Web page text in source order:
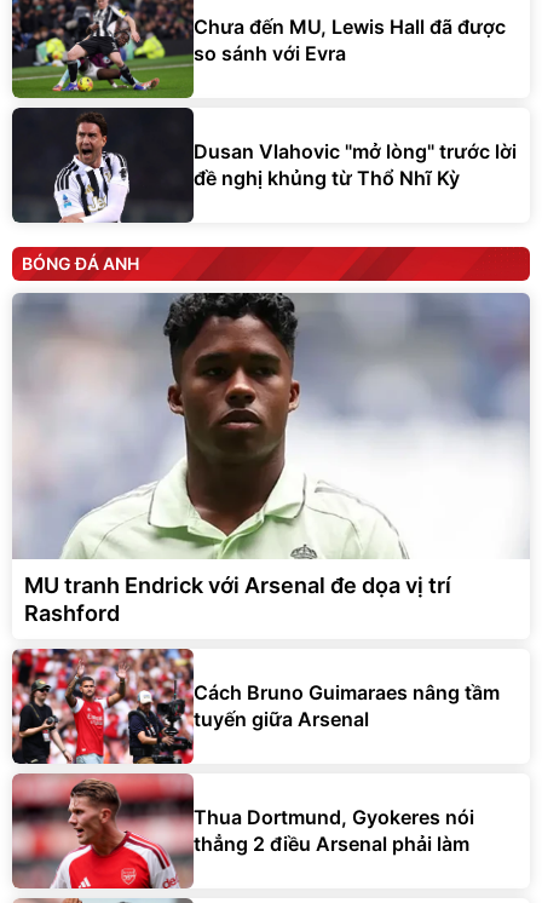
Chưa đến MU, Lewis Hall đã được
so sánh với Evra
Dusan Vlahovic "mở lòng" trước lời
đề nghị khủng từ Thổ Nhĩ Kỳ
BÓNG ĐÁ ANH
MU tranh Endrick với Arsenal đe dọa vị trí
Rashford
Cách Bruno Guimaraes nâng tầm
tuyến giữa Arsenal
Thua Dortmund, Gyokeres nói
thẳng 2 điều Arsenal phải làm